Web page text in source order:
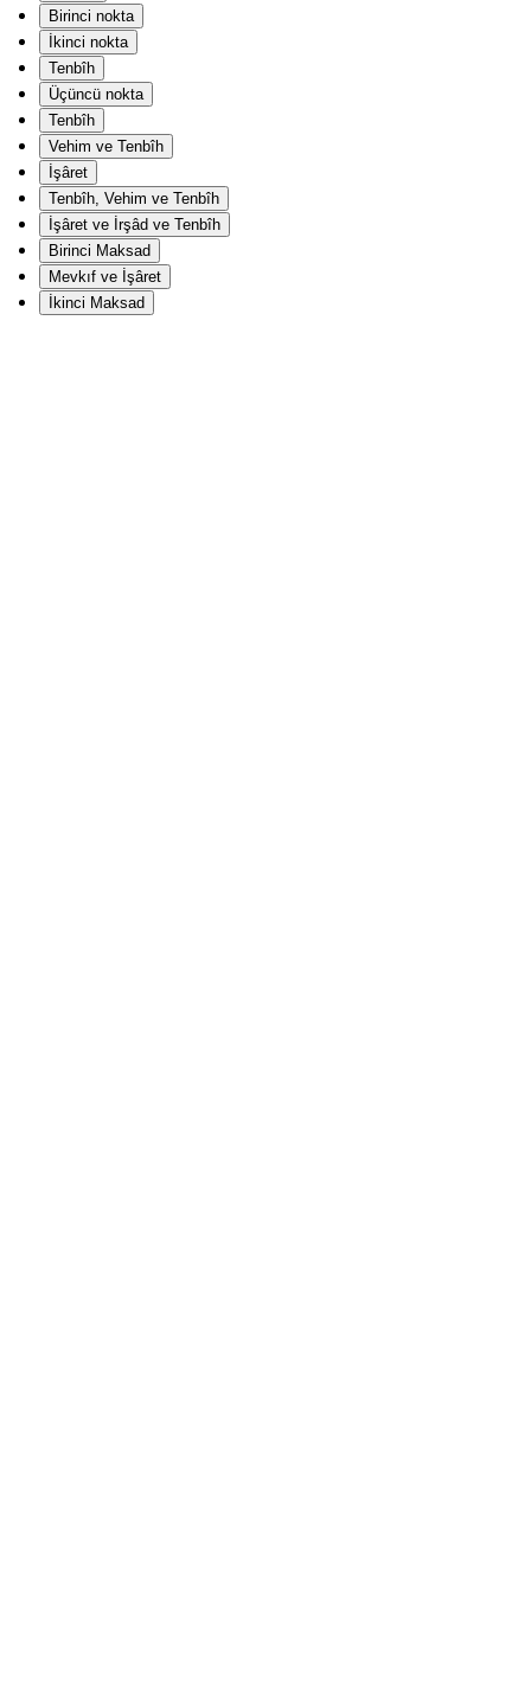
Birinci nokta
İkinci nokta
Tenbîh
Üçüncü nokta
Tenbîh
Vehim ve Tenbîh
İşâret
Tenbîh, Vehim ve Tenbîh
İşâret ve İrşâd ve Tenbîh
Birinci Maksad
Mevkıf ve İşâret
İkinci Maksad